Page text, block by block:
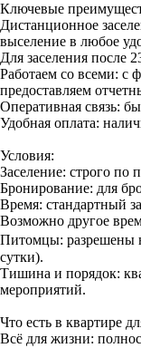
Ключевые
Дистанционное
выселение в любое
Для заселения после
Работаем со всеми: с
предоставляем
Оперативная связь:
Удобная оплата:
Условия:
Заселение: строго по
Бронирование: для
Время: стандартный
Возможно другое
Питомцы: разрешены
сутки).
Тишина и порядок:
мероприятий.
Что есть в квартире
Всё для жизни: